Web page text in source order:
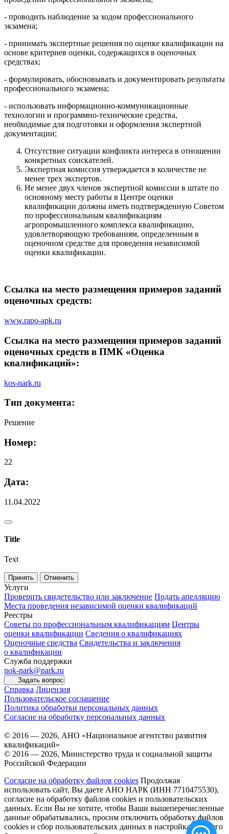
- проводить наблюдение за ходом профессионального
экзамена;
- принимать экспертные решения по оценке квалификации на
основе критериев оценки, содержащихся в оценочных
средствах;
- формулировать, обосновывать и документировать результаты
профессионального экзамена;
- использовать информационно-коммуникационные
технологии и программно-технические средства,
необходимые для подготовки и оформления экспертной
документации;
Отсутствие ситуации конфликта интереса в отношении
конкретных соискателей.
Экспертная комиссия утверждается в количестве не
менее трех экспертов.
Не менее двух членов экспертной комиссии в штате по
основному месту работы в Центре оценки
квалификации должны иметь подтвержденную Советом
по профессиональным квалификациям
агропромышленного комплекса квалификацию,
удовлетворяющую требованиям, определенным в
оценочном средстве для проведения независимой
оценки квалификации.
Ссылка на место размещения примеров заданий
оценочных средств:
www.rapo-apk.ru
Ссылка на место размещения примеров заданий
оценочных средств в ПМК «Оценка
квалификаций»:
kos-nark.ru
Тип документа:
Решение
Номер:
22
Дата:
11.04.2022
Title
Text
Принять Отменить
Услуги
Проверить свидетельство или заключение Подать апелляцию
Места проведения независимой оценки квалификаций
Реестры
Советы по профессиональным квалификациям Центры
оценки квалификации Сведения о квалификациях
Оценочные средства Свидетельства и заключения
о квалификации
Служба поддержки
nok-nark@nark.ru
Задать вопрос
Справка Лицензия
Пользовательское соглашение
Политика обработки персональных данных
Согласие на обработку персональных данных
© 2016 — 2026, АНО «Национальное агентство развития
квалификаций»
© 2016 — 2026, Министерство труда и социальной защиты
Российской Федерации
Согласие на обработку файлов cookies Продолжая
использовать сайт, Вы даете АНО НАРК (ИНН 7710475530),
согласие на обработку файлов cookies и пользовательских
данных. Если Вы не хотите, чтобы Ваши вышеперечисленные
данные обрабатывались, просим отключить обработку файлов
cookies и сбор пользовательских данных в настройках Вашего